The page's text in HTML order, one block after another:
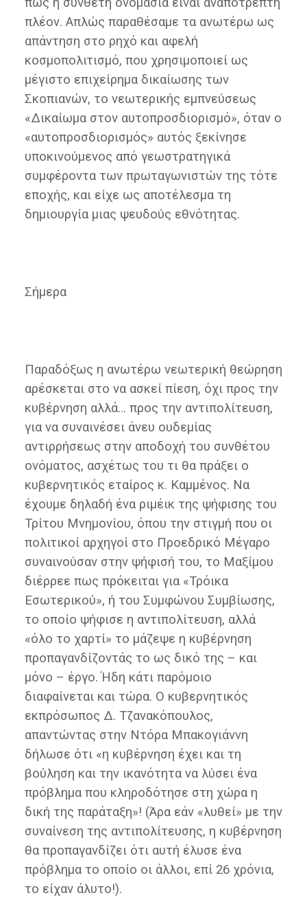
πλέον. Απλώς παραθέσαμε τα ανωτέρω ως
απάντηση στο ρηχό και αφελή
κοσμοπολιτισμό, που χρησιμοποιεί ως
μέγιστο επιχείρημα δικαίωσης των
Σκοπιανών, το νεωτερικής εμπνεύσεως
«Δικαίωμα στον αυτοπροσδιορισμό», όταν ο
«αυτοπροσδιορισμός» αυτός ξεκίνησε
υποκινούμενος από γεωστρατηγικά
συμφέροντα των πρωταγωνιστών της τότε
εποχής, και είχε ως αποτέλεσμα τη
δημιουργία μιας ψευδούς εθνότητας.
Σήμερα
Παραδόξως η ανωτέρω νεωτερική θεώρηση
αρέσκεται στο να ασκεί πίεση, όχι προς την
κυβέρνηση αλλά… προς την αντιπολίτευση,
για να συναινέσει άνευ ουδεμίας
αντιρρήσεως στην αποδοχή του συνθέτου
ονόματος, ασχέτως του τι θα πράξει ο
κυβερνητικός εταίρος κ. Καμμένος. Να
έχουμε δηλαδή ένα ριμέικ της ψήφισης του
Τρίτου Μνημονίου, όπου την στιγμή που οι
πολιτικοί αρχηγοί στο Προεδρικό Μέγαρο
συναινούσαν στην ψήφισή του, το Μαξίμου
διέρρεε πως πρόκειται για «Τρόικα
Εσωτερικού», ή του Συμφώνου Συμβίωσης,
το οποίο ψήφισε η αντιπολίτευση, αλλά
«όλο το χαρτί» το μάζεψε η κυβέρνηση
προπαγανδίζοντάς το ως δικό της – και
μόνο – έργο. Ήδη κάτι παρόμοιο
διαφαίνεται και τώρα. Ο κυβερνητικός
εκπρόσωπος Δ. Τζανακόπουλος,
απαντώντας στην Ντόρα Μπακογιάννη
δήλωσε ότι «η κυβέρνηση έχει και τη
βούληση και την ικανότητα να λύσει ένα
πρόβλημα που κληροδότησε στη χώρα η
δική της παράταξη»! (Άρα εάν «λυθεί» με την
συναίνεση της αντιπολίτευσης, η κυβέρνηση
θα προπαγανδίζει ότι αυτή έλυσε ένα
πρόβλημα το οποίο οι άλλοι, επί 26 χρόνια,
το είχαν άλυτο!).